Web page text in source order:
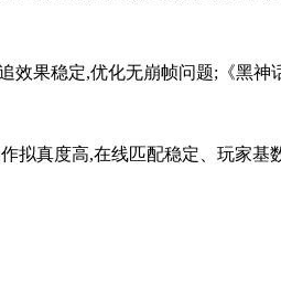
果稳定,优化无崩帧问题;《黑神
拟真度高,在线匹配稳定、玩家基